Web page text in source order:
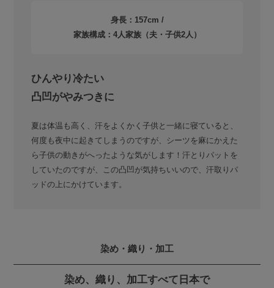
身長：157cm /
家族構成：4人家族（夫・子供2人）
ひんやり冷たい
凸凹がやみつきに
夏は体温も高く、汗をよくかく子供と一緒に寝ていると、
何度も夜中に起きてしまうのですが、シーツを麻にかえた
ら子供の動きがへったような気がします！汗とりパットを
していたのですが、この凸凹が気持ちいいので、汗取りパ
ッドの上にかけています。
染め・織り・加工
染め、織り、加工すべて日本で